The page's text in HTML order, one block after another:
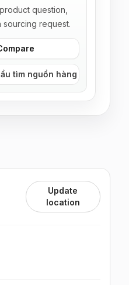
question,
sourcing request.
tìm nguồn hàng
Update
location